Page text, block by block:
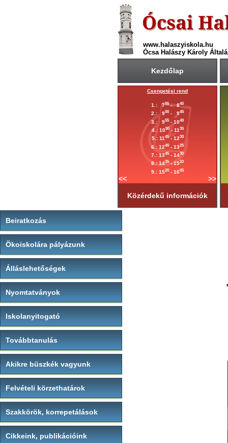
www.halaszyiskola.hu
Ócsa Halászy Károly
Kezdőlap
Csengetési rend
1.: 755- 840
2.: 900 - 945
3.: 955- 1040
4.: 1050- 1135
5.: 1145- 1230
6.: 1240 - 1325
7.: 1345- 1430
8.: 1435- 1520
9.: 1520 - 1605
<< >>
Közérdekű információk
Beiratkozás
Ökoiskolára pályázunk
Álláslehetőségek
Nyomtatványok
Iskolanyitogató
Továbbtanulás
Akikre büszkék vagyunk
Felvételi körzethatárok
Szakkörök, korrepetálások
Cikkeink, publikációink